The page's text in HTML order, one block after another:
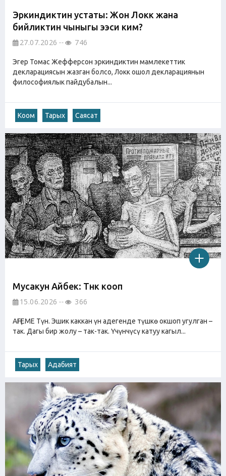
Эркиндиктин устаты: Жон Локк жана
бийликтин чыныгы ээси ким?
27.07.2026 746
Эгер Томас Жефферсон эркиндиктин мамлекеттик
декларациясын жазган болсо, Локк ошол декларациянын
философиялык пайдубалын...
Коом Тарых Саясат
Мусакун Айбек: Түнкү кооп
15.06.2026 366
АҢГЕМЕ Түн. Эшик каккан үн адегенде түшкө окшоп угулган –
так. Дагы бир жолу – так-так. Үчүнчүсү катуу кагыл...
Тарых Адабият